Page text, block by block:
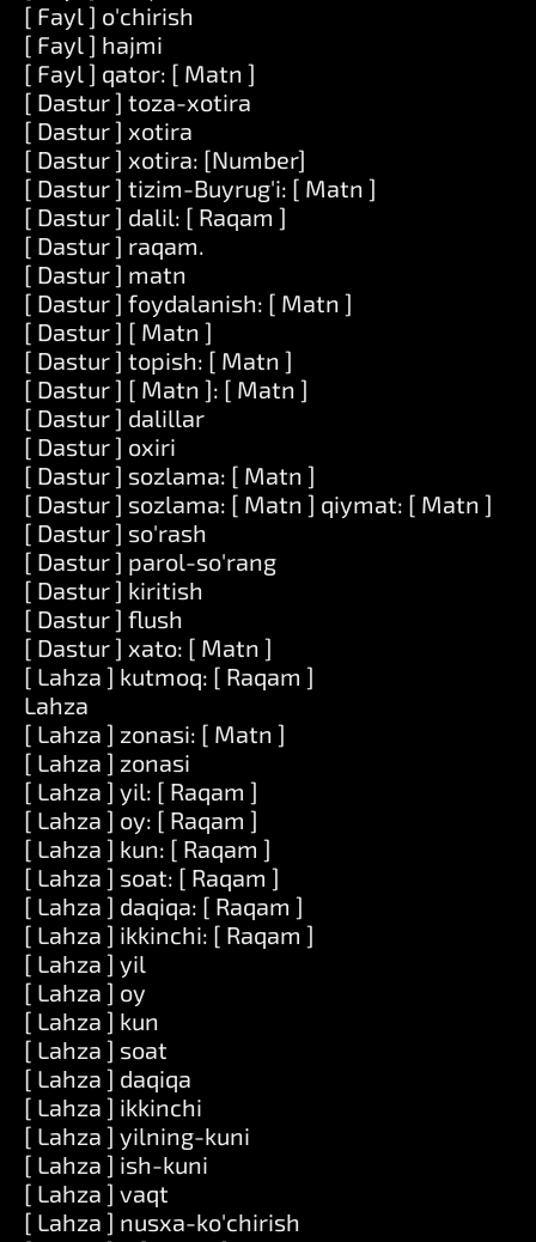
[ Fayl ] o'chirish
[ Fayl ] hajmi
[ Fayl ] qator: [ Matn ]
[ Dastur ] toza-xotira
[ Dastur ] xotira
[ Dastur ] xotira: [Number]
[ Dastur ] tizim-Buyrug'i: [ Matn ]
[ Dastur ] dalil: [ Raqam ]
[ Dastur ] raqam.
[ Dastur ] matn
[ Dastur ] foydalanish: [ Matn ]
[ Dastur ] [ Matn ]
[ Dastur ] topish: [ Matn ]
[ Dastur ] [ Matn ]: [ Matn ]
[ Dastur ] dalillar
[ Dastur ] oxiri
[ Dastur ] sozlama: [ Matn ]
[ Dastur ] sozlama: [ Matn ] qiymat: [ Matn ]
[ Dastur ] so'rash
[ Dastur ] parol-so'rang
[ Dastur ] kiritish
[ Dastur ] flush
[ Dastur ] xato: [ Matn ]
[ Lahza ] kutmoq: [ Raqam ]
Lahza
[ Lahza ] zonasi: [ Matn ]
[ Lahza ] zonasi
[ Lahza ] yil: [ Raqam ]
[ Lahza ] oy: [ Raqam ]
[ Lahza ] kun: [ Raqam ]
[ Lahza ] soat: [ Raqam ]
[ Lahza ] daqiqa: [ Raqam ]
[ Lahza ] ikkinchi: [ Raqam ]
[ Lahza ] yil
[ Lahza ] oy
[ Lahza ] kun
[ Lahza ] soat
[ Lahza ] daqiqa
[ Lahza ] ikkinchi
[ Lahza ] yilning-kuni
[ Lahza ] ish-kuni
[ Lahza ] vaqt
[ Lahza ] nusxa-ko'chirish